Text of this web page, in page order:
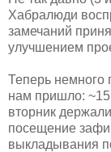
Хабралюди
замечаний
улучшением
Теперь немного
нам пришло:
вторник
посещение
выкладывания